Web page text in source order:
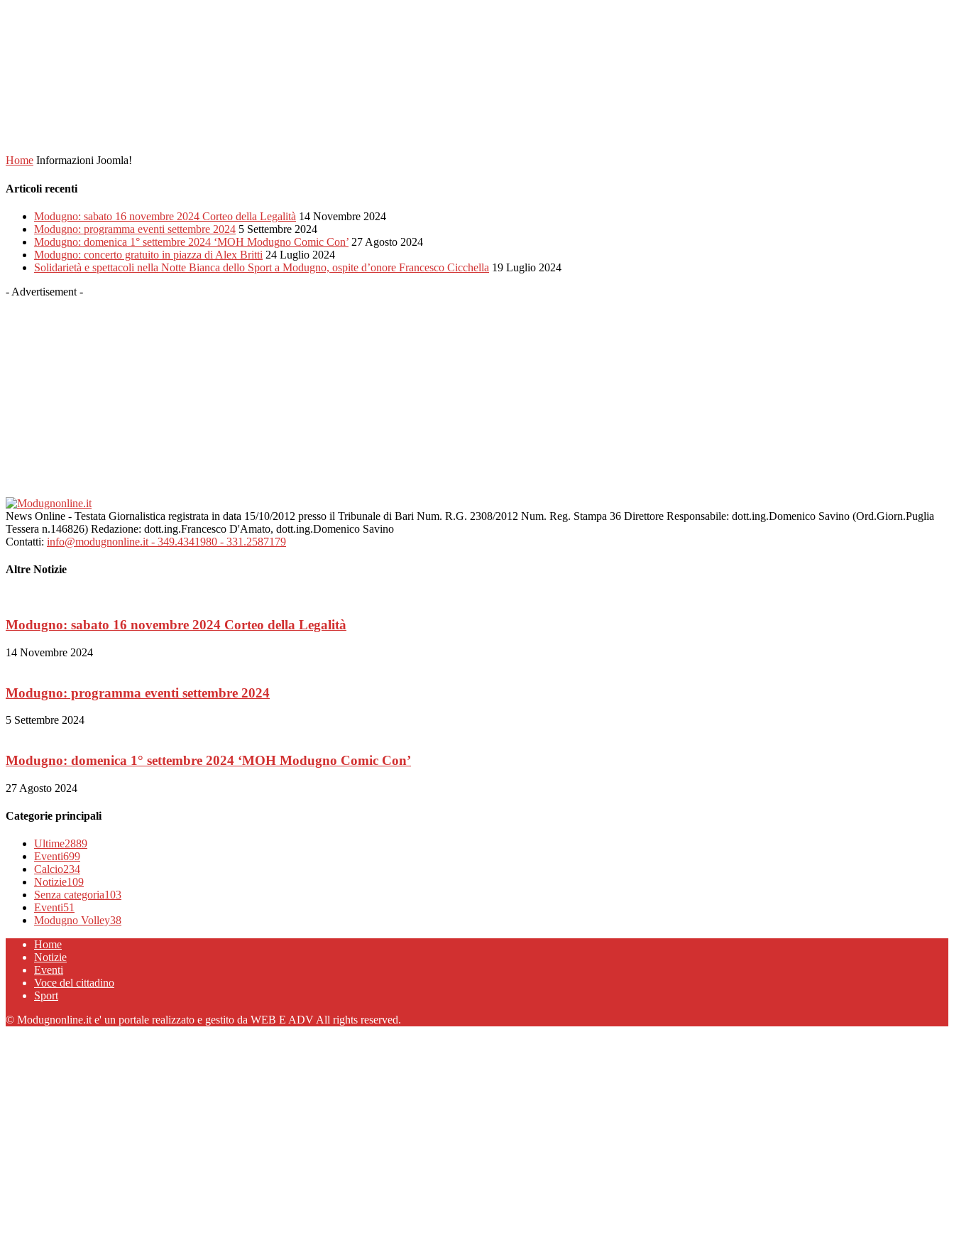
Home Informazioni Joomla!
Articoli recenti
Modugno: sabato 16 novembre 2024 Corteo della Legalità 14 Novembre 2024
Modugno: programma eventi settembre 2024 5 Settembre 2024
Modugno: domenica 1° settembre 2024 ‘MOH Modugno Comic Con’ 27 Agosto 2024
Modugno: concerto gratuito in piazza di Alex Britti 24 Luglio 2024
Solidarietà e spettacoli nella Notte Bianca dello Sport a Modugno, ospite d’onore Francesco Cicchella 19 Luglio 2024
- Advertisement -
News Online - Testata Giornalistica registrata in data 15/10/2012 presso il Tribunale di Bari Num. R.G. 2308/2012 Num. Reg. Stampa 36 Direttore Responsabile: dott.ing.Domenico Savino (Ord.Giorn.Puglia
Tessera n.146826) Redazione: dott.ing.Francesco D'Amato, dott.ing.Domenico Savino
Contatti: info@modugnonline.it - 349.4341980 - 331.2587179
Altre Notizie
Modugno: sabato 16 novembre 2024 Corteo della Legalità
14 Novembre 2024
Modugno: programma eventi settembre 2024
5 Settembre 2024
Modugno: domenica 1° settembre 2024 ‘MOH Modugno Comic Con’
27 Agosto 2024
Categorie principali
Ultime2889
Eventi699
Calcio234
Notizie109
Senza categoria103
Eventi51
Modugno Volley38
Home
Notizie
Eventi
Voce del cittadino
Sport
© Modugnonline.it e' un portale realizzato e gestito da WEB E ADV All rights reserved.